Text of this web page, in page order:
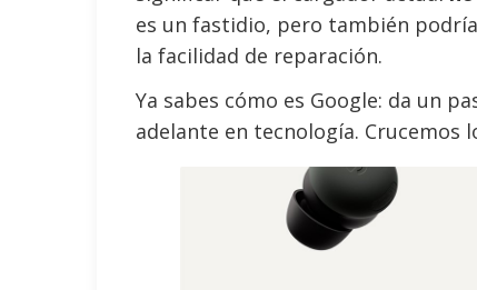
es un fastidio, pero también
la facilidad de reparación.
Ya sabes cómo es Google: da un
adelante en tecnología. Crucemos